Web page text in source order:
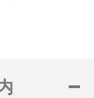
手続きなど詳細は
ースをご用意して